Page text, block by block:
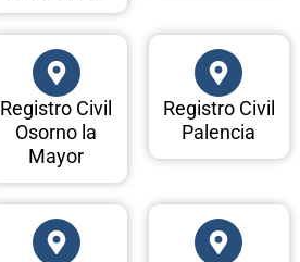
Registro Civil
Osorno la
Mayor
Registro Civil
Palencia